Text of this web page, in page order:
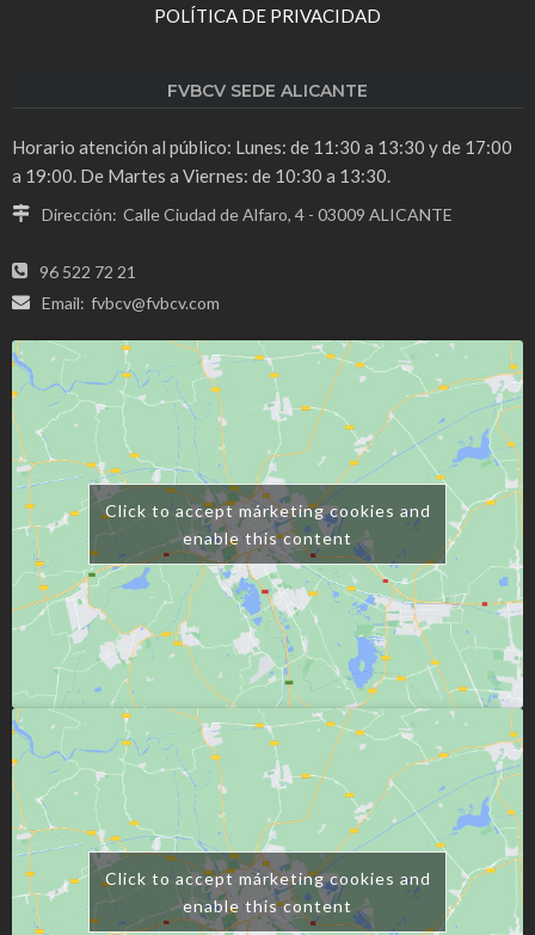
POLÍTICA DE PRIVACIDAD
FVBCV SEDE ALICANTE
Horario atención al público: Lunes: de 11:30 a 13:30 y de 17:00
a 19:00. De Martes a Viernes: de 10:30 a 13:30.
Dirección: Calle Ciudad de Alfaro, 4 - 03009 ALICANTE
96 522 72 21
Email: fvbcv@fvbcv.com
Click to accept márketing cookies and
enable this content
Click to accept márketing cookies and
enable this content